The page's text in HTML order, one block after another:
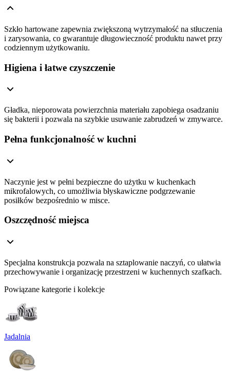
Szkło hartowane zapewnia zwiększoną wytrzymałość na stłuczenia
i zarysowania, co gwarantuje długowieczność produktu nawet przy
codziennym użytkowaniu.
Higiena i łatwe czyszczenie
Gładka, nieporowata powierzchnia materiału zapobiega osadzaniu
się bakterii i pozwala na szybkie usuwanie zabrudzeń w zmywarce.
Pełna funkcjonalność w kuchni
Naczynie jest w pełni bezpieczne do użytku w kuchenkach
mikrofalowych, co umożliwia błyskawiczne podgrzewanie
posiłków bezpośrednio w misce.
Oszczędność miejsca
Specjalna konstrukcja pozwala na sztaplowanie naczyń, co ułatwia
przechowywanie i organizację przestrzeni w kuchennych szafkach.
Powiązane kategorie i kolekcje
Jadalnia